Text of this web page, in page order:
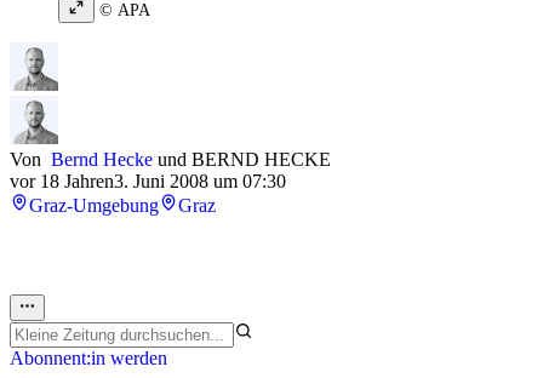
© APA
Von Bernd Hecke und BERND HECKE
vor 18 Jahren3. Juni 2008 um 07:30
Graz-Umgebung
Graz
Abonnent:in werden